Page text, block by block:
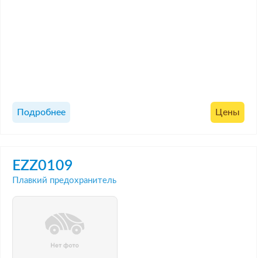
Подробнее Цены
EZZ0109
Плавкий предохранитель